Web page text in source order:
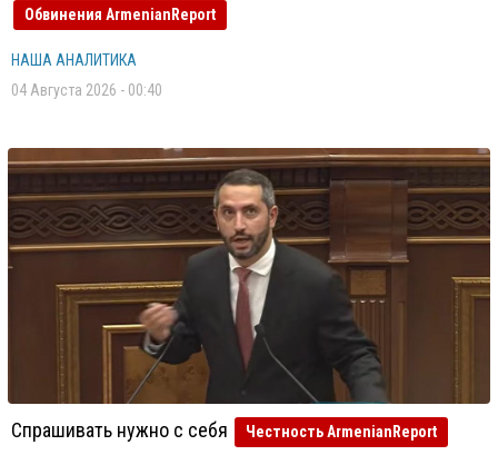
Обвинения ArmenianReport
НАША АНАЛИТИКА
04 Августа 2026 - 00:40
Спрашивать нужно с себя Честность ArmenianReport